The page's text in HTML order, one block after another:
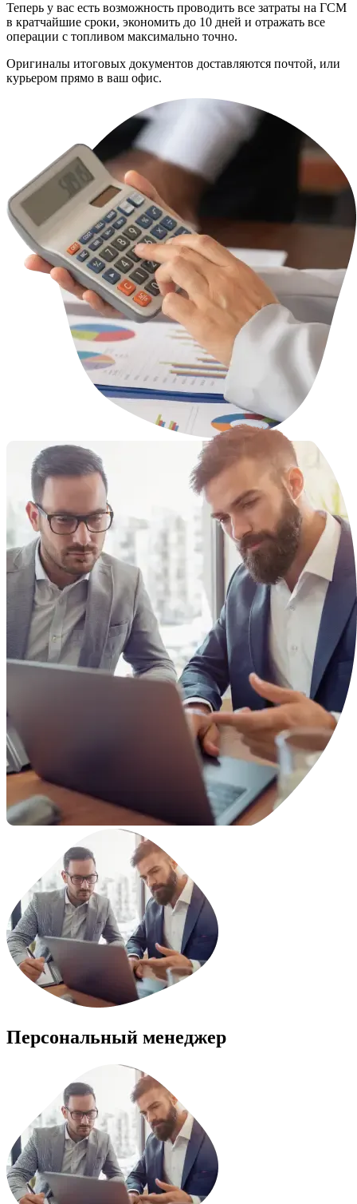
Теперь у вас есть возможность проводить все затраты на ГСМ
в кратчайшие сроки, экономить до 10 дней и отражать все
операции с топливом максимально точно.
Оригиналы итоговых документов доставляются почтой, или
курьером прямо в ваш офис.
Персональный менеджер